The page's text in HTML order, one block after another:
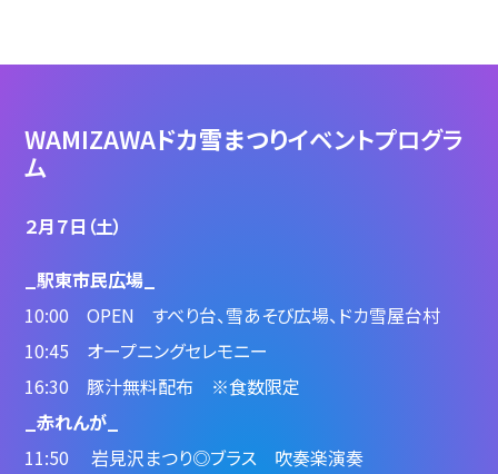
WAMIZAWAドカ雪まつりイベントプログラ
ム
２月７日（土）
_駅東市民広場_
10:00 OPEN すべり台、雪あそび広場、ドカ雪屋台村
10:45 オープニングセレモニー
16:30 豚汁無料配布 ※食数限定
_赤れんが_
11:50 岩見沢まつり◎ブラス 吹奏楽演奏